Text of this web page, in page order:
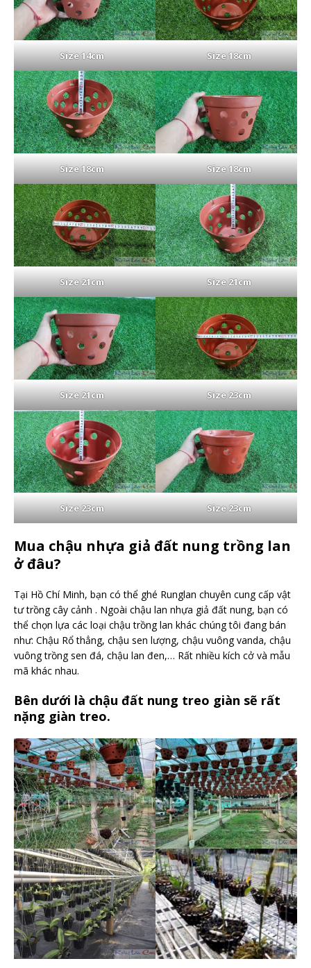
Size 14cm Size 18cm
Size 18cm Size 18cm
Size 21cm Size 21cm
Size 21cm Size 23cm
Size 23cm Size 23cm
Mua chậu nhựa giả đất nung trồng lan
ở đâu?
Tại Hồ Chí Minh, bạn có thể ghé Runglan chuyên cung cấp vật
tư trồng cây cảnh . Ngoài chậu lan nhựa giả đất nung, bạn có
thể chọn lựa các loại chậu trồng lan khác chúng tôi đang bán
như: Chậu Rổ thẳng, chậu sen lượng, chậu vuông vanda, chậu
vuông trồng sen đá, chậu lan đen,… Rất nhiều kích cở và mẫu
mã khác nhau.
Bên dưới là chậu đất nung treo giàn sẽ rất
nặng giàn treo.